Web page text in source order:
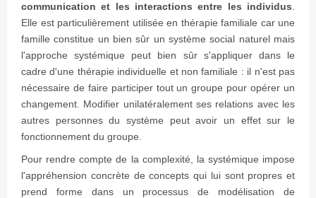
communication et les interactions entre les individus
Elle est particulièrement utilisée en thérapie familiale car une
famille constitue un bien sûr un système social naturel mais
l'approche systémique peut bien sûr s'appliquer dans le
cadre d'une thérapie individuelle et non familiale : il n'est pas
nécessaire de faire participer tout un groupe pour opérer un
changement. Modifier unilatéralement ses relations avec les
autres personnes du système peut avoir un effet sur le
fonctionnement du groupe.
Pour rendre compte de la complexité, la systémique impose
l'appréhension concrète de concepts qui lui sont propres et
prend forme dans un processus de modélisation de